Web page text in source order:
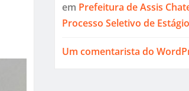
em Prefeitura de Assis
Processo Seletivo de
Um comentarista do